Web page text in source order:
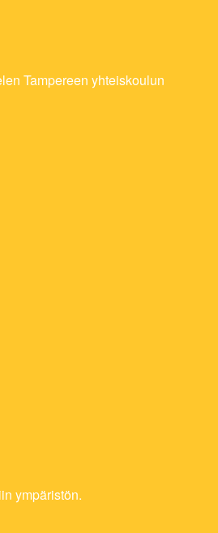
Tampereen yhteiskoulun
ympäristön.